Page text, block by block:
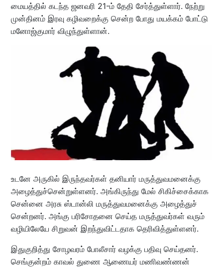
மையத்தில் கடந்த ஜனவரி 21-ம் தேதி சேர்த்துள்ளார். நேற்று
முன்தினம் இரவு கழிவறைக்கு சென்ற போது மயக்கம் போட்டு
மனோஜ்குமார் விழுந்துள்ளான்.
உடனே அருகில் இருந்தவர்கள் தனியார் மருத்துவமனைக்கு
அழைத்துச்சென்றுள்ளனர். அங்கிருந்து மேல் சிகிச்சைக்காக
சென்னை அரசு ஸ்டான்லி மருத்துவமனைக்கு அழைத்துச்
சென்றனர். அங்கு பரிசோதனை செய்த மருத்துவர்கள் வரும்
வழியிலேயே சிறுவன் இறந்துவிட்டதாக தெரிவித்துள்ளனர்.
இதுகுறித்து சோழவரம் போலீசார் வழக்கு பதிவு செய்தனர்.
செங்குன்றம் காவல் துணை ஆணையர் மணிவண்ணன்